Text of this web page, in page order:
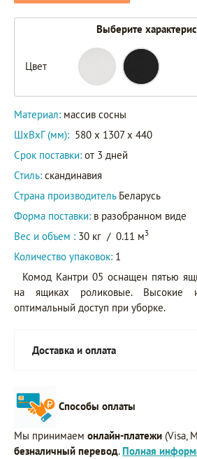
Выберите
Цвет
Материал: массив сосны
ШxВxГ (мм): 580 x 1307 x 440
Срок поставки: от 3 дней
Стиль: скандинавия
Страна производитель Беларусь
Форма поставки: в разобранном виде
Вес и объем : 30 кг / 0.11 м3
Количество упаковок: 1
Комод Кантри 05 оснащен пятью
на ящиках роликовые. Высокие
оптимальный доступ при уборке.
Доставка и оплата
Способы оплаты
Мы принимаем онлайн-платежи (Visa,
безналичный перевод. Полная